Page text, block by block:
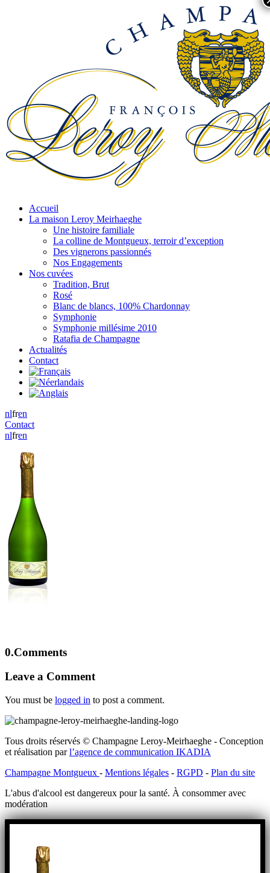
Accueil
La maison Leroy Meirhaeghe
Une histoire familiale
La colline de Montgueux, terroir d’exception
Des vignerons passionnés
Nos Engagements
Nos cuvées
Tradition, Brut
Rosé
Blanc de blancs, 100% Chardonnay
Symphonie
Symphonie millésime 2010
Ratafia de Champagne
Actualités
Contact
nlfren
Contact
nlfren
0.Comments
Leave a Comment
You must be logged in to post a comment.
Tous droits réservés © Champagne Leroy-Meirhaeghe - Conception
et réalisation parl’agence de communication IKADIA
Champagne Montgueux - Mentions légales - RGPD - Plan du site
L'abus d'alcool est dangereux pour la santé. À consommer avec
modération